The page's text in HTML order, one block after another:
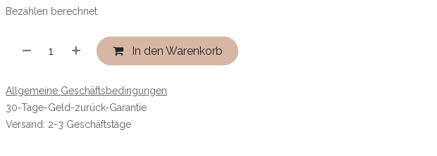
Bezahlen berechnet.
In den Warenkorb
Allgemeine Geschäftsbedingungen
30-Tage-Geld-zurück-Garantie
Versand: 2-3 Geschäftstage